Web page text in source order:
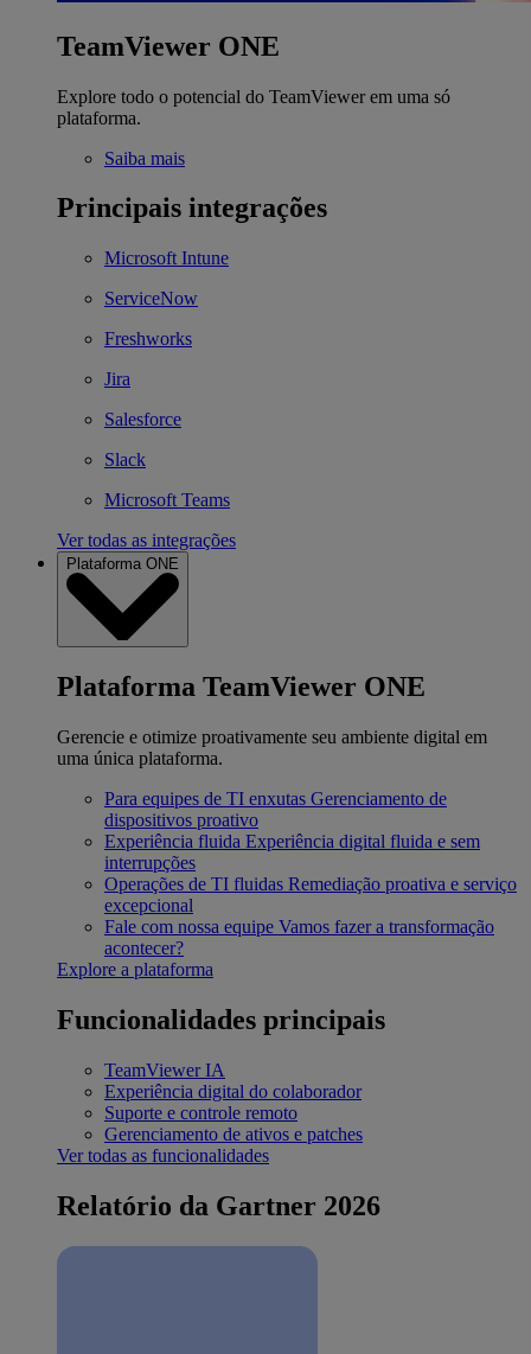
TeamViewer ONE
Explore todo o potencial do TeamViewer em uma só
plataforma.
Saiba mais
Principais integrações
Microsoft Intune
ServiceNow
Freshworks
Jira
Salesforce
Slack
Microsoft Teams
Ver todas as integrações
Plataforma ONE
Plataforma TeamViewer ONE
Gerencie e otimize proativamente seu ambiente digital em
uma única plataforma.
Para equipes de TI enxutas Gerenciamento de
dispositivos proativo
Experiência fluida Experiência digital fluida e sem
interrupções
Operações de TI fluidas Remediação proativa e serviço
excepcional
Fale com nossa equipe Vamos fazer a transformação
acontecer?
Explore a plataforma
Funcionalidades principais
TeamViewer IA
Experiência digital do colaborador
Suporte e controle remoto
Gerenciamento de ativos e patches
Ver todas as funcionalidades
Relatório da Gartner 2026